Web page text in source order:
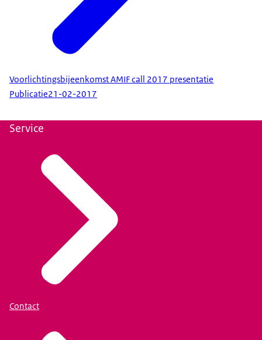
Voorlichtingsbijeenkomst AMIF call 2017 presentatie
Publicatie21-02-2017
Service
Contact